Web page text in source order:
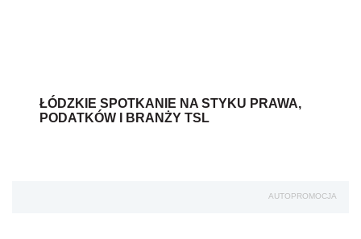
ŁÓDZKIE SPOTKANIE NA STYKU PRAWA,
PODATKÓW I BRANŻY TSL
AUTOPROMOCJA